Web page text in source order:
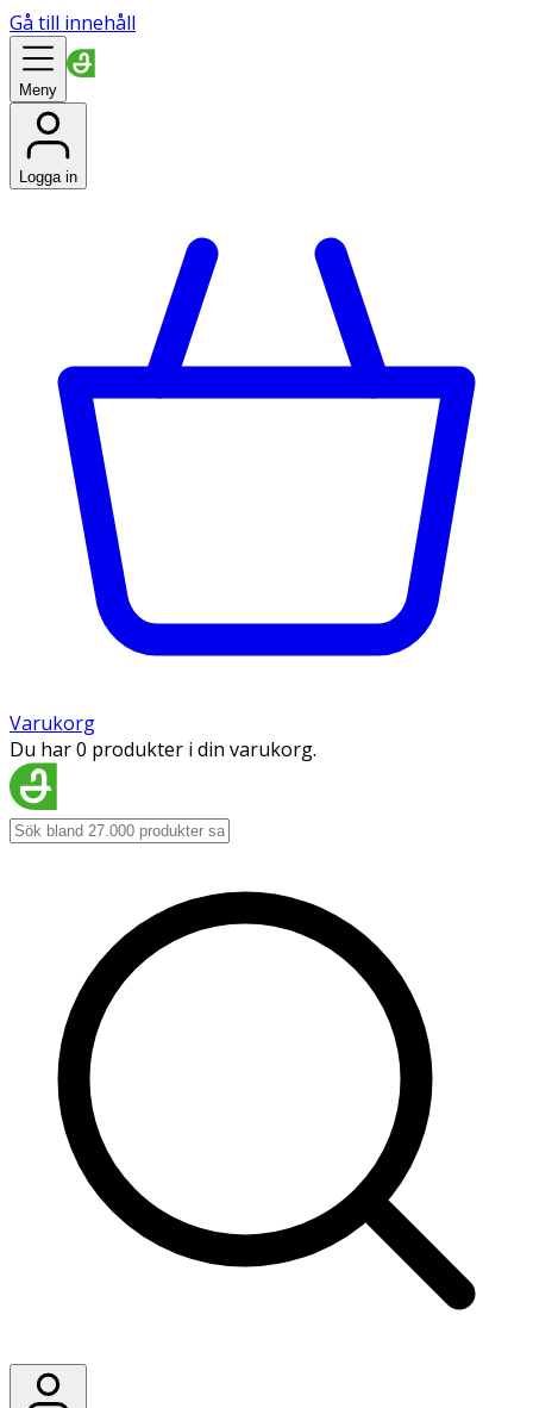
Gå till innehåll
Meny
Logga in
Varukorg
Du har 0 produkter i din varukorg.